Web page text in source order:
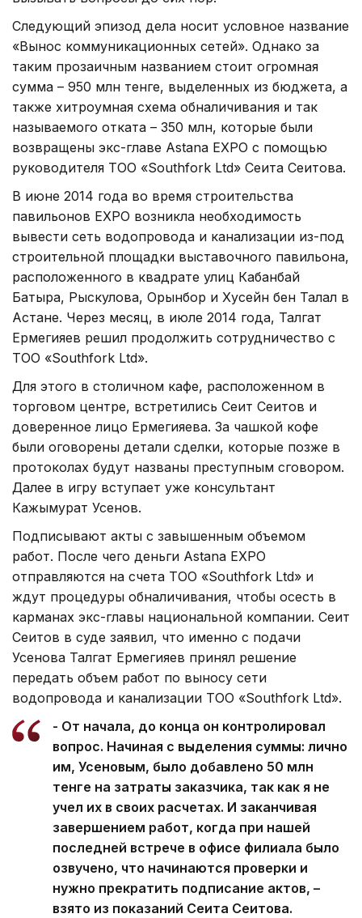
Следующий эпизод дела носит условное название
«Вынос коммуникационных сетей». Однако за
таким прозаичным названием стоит огромная
сумма – 950 млн тенге, выделенных из бюджета, а
также хитроумная схема обналичивания и так
называемого отката – 350 млн, которые были
возвращены экс-главе Astana EXPO с помощью
руководителя ТОО «Southfork Ltd» Сеита Сеитова.
В июне 2014 года во время строительства
павильонов EXPO возникла необходимость
вывести сеть водопровода и канализации из-под
строительной площадки выставочного павильона,
расположенного в квадрате улиц Кабанбай
Батыра, Рыскулова, Орынбор и Хусейн бен Талал в
Астане. Через месяц, в июле 2014 года, Талгат
Ермегияев решил продолжить сотрудничество с
ТОО «Southfork Ltd».
Для этого в столичном кафе, расположенном в
торговом центре, встретились Сеит Сеитов и
доверенное лицо Ермегияева. За чашкой кофе
были оговорены детали сделки, которые позже в
протоколах будут названы преступным сговором.
Далее в игру вступает уже консультант
Кажымурат Усенов.
Подписывают акты с завышенным объемом
работ. После чего деньги Astana EXPO
отправляются на счета ТОО «Southfork Ltd» и
ждут процедуры обналичивания, чтобы осесть в
карманах экс-главы национальной компании. Сеит
Сеитов в суде заявил, что именно с подачи
Усенова Талгат Ермегияев принял решение
передать объем работ по выносу сети
водопровода и канализации ТОО «Southfork Ltd».
- От начала, до конца он контролировал
вопрос. Начиная с выделения суммы: лично
им, Усеновым, было добавлено 50 млн
тенге на затраты заказчика, так как я не
учел их в своих расчетах. И заканчивая
завершением работ, когда при нашей
последней встрече в офисе филиала было
озвучено, что начинаются проверки и
нужно прекратить подписание актов, –
взято из показаний Сеита Сеитова.